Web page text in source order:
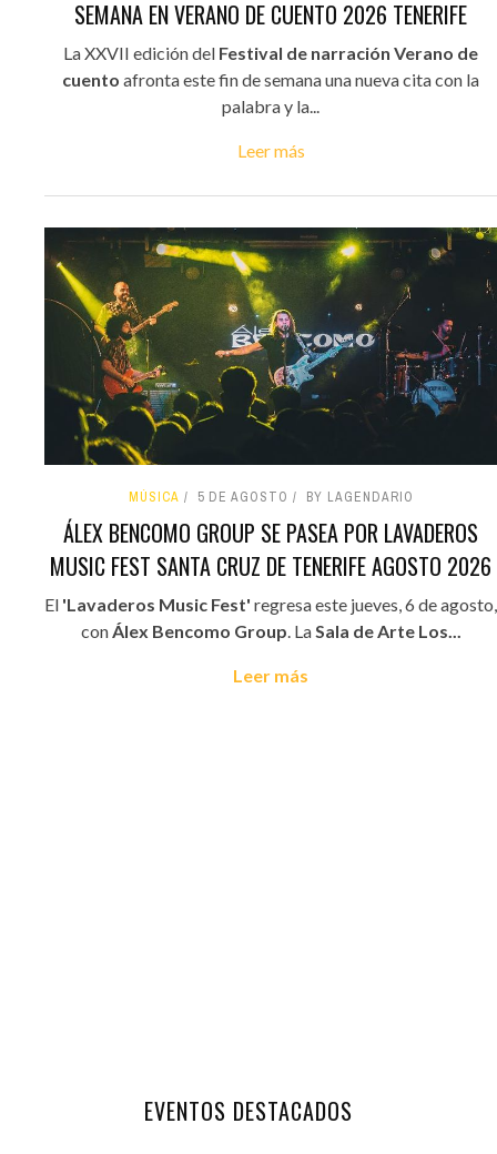
SEMANA EN VERANO DE CUENTO 2026 TENERIFE
La XXVII edición del Festival de narración Verano de
cuento afronta este fin de semana una nueva cita con la
palabra y la...
Leer más
MÚSICA 5 DE AGOSTO BY LAGENDARIO
ÁLEX BENCOMO GROUP SE PASEA POR LAVADEROS
MUSIC FEST SANTA CRUZ DE TENERIFE AGOSTO 2026
El 'Lavaderos Music Fest' regresa este jueves, 6 de agosto,
conÁlex Bencomo Group. LaSala de Arte Los...
Leer más
EVENTOS DESTACADOS